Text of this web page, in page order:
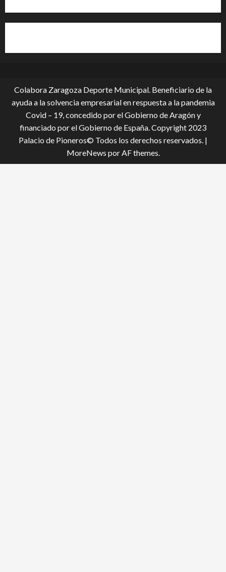
Colabora Zaragoza Deporte Municipal. Beneficiario de la
ayuda a la solvencia empresarial en respuesta a la pandemia
Covid – 19, conce­dido por el Gobierno de Aragón y
financiado por el Gobierno de España. Copyright 2023
Palacio de Pioneros© Todos los derechos reservados. |
MoreNews por AF themes.